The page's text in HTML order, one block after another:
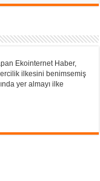
Ekointernet Haber,
ilkesini benimsemiş
yer almayı ilke